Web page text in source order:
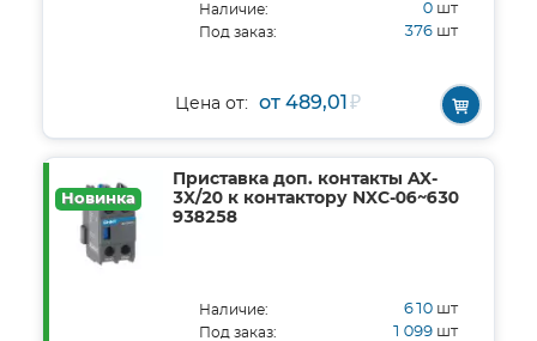
Наличие: 0 шт
Под заказ: 376 шт
Цена от: от 489,01₽
Новинка
Приставка доп. контакты AX-
3X/20 к контактору NXC-06~630
938258
Наличие: 610 шт
Под заказ: 1 099 шт